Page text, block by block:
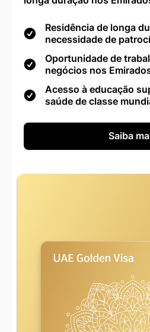
Residência de longa
necessidade de
Oportunidade de
negócios nos
Acesso à educação
saúde de classe
Saiba